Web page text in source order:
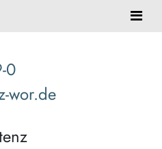
0
wor.de